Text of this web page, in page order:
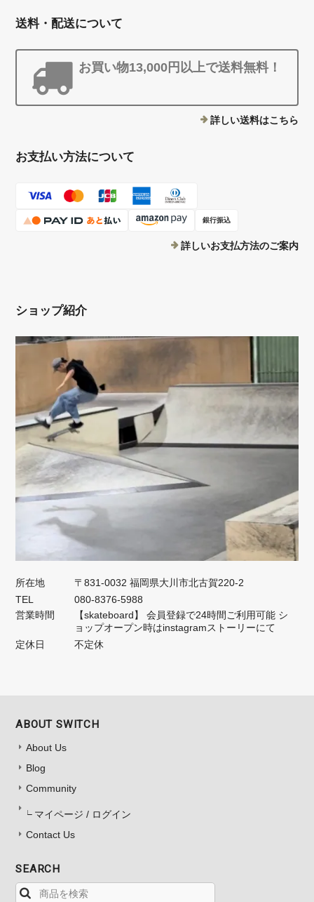
送料・配送について
お買い物13,000円以上で送料無料！
詳しい送料はこちら
お支払い方法について
銀行振込
詳しいお支払方法のご案内
ショップ紹介
所在地
〒831-0032 福岡県大川市北古賀220-2
TEL
080-8376-5988
営業時間
【skateboard】 会員登録で24時間ご利用可能 シ
ョップオープン時はinstagramストーリーにて
定休日
不定休
ABOUT SWITCH
About Us
Blog
Community
マイページ / ログイン
Contact Us
SEARCH